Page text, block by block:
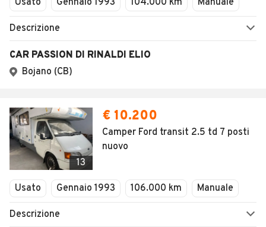
Usato Gennaio 1993 104.000 km Manuale
Descrizione
CAR PASSION DI RINALDI ELIO
Bojano (CB)
13
€ 10.200
Camper Ford transit 2.5 td 7 posti
nuovo
Usato Gennaio 1993 106.000 km Manuale
Descrizione